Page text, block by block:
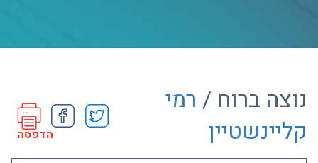
נוצה ברוח / רמי
קליינשטיין
הדפסה